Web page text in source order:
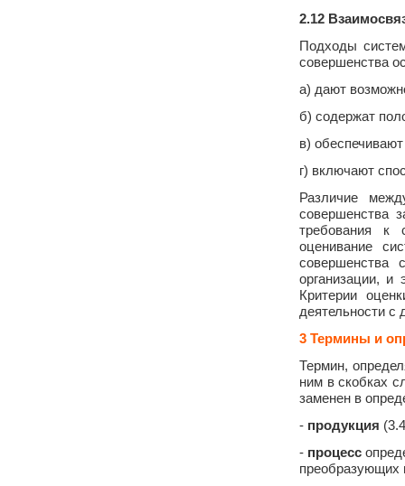
2.12
Подходы
совершенства
а) дают
б) содержат
в)
г) включают
Различие
совершенства
требования к
оценивание
совершенства
организации, и
Критерии
деятельности с
3 Термины и
Термин,
ним в скобках
заменен в
- продукция
- процесс